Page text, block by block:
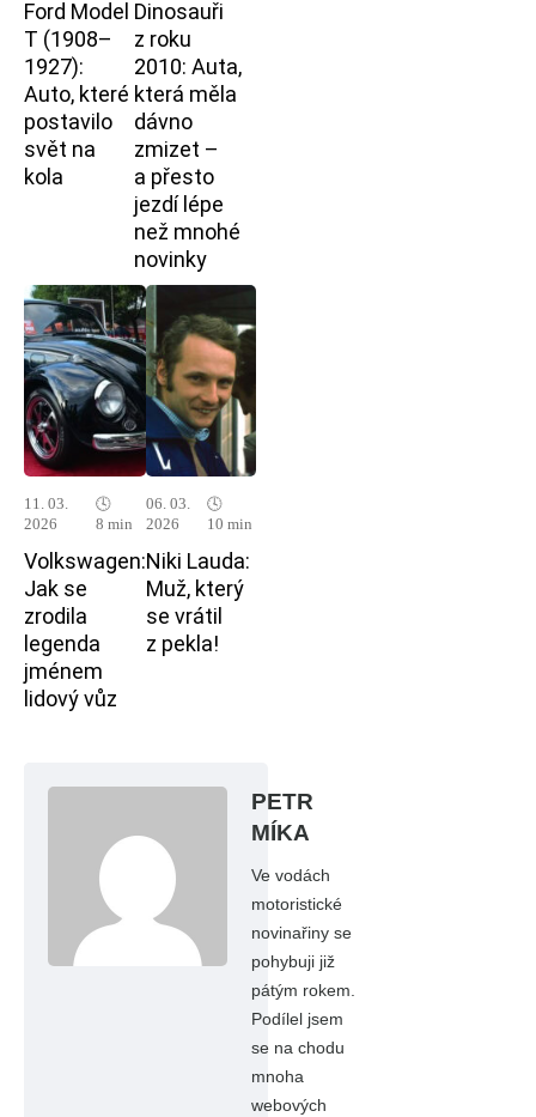
Ford Model
T (1908–
1927):
Auto, které
postavilo
svět na
kola
Dinosauři
z roku
2010: Auta,
která měla
dávno
zmizet –
a přesto
jezdí lépe
než mnohé
novinky
11. 03.
2026
🕓
8 min
Volkswagen:
Jak se
zrodila
legenda
jménem
lidový vůz
06. 03.
2026
🕓
10 min
Niki Lauda:
Muž, který
se vrátil
z pekla!
PETR
MÍKA
Ve vodách
motoristické
novinařiny se
pohybuji již
pátým rokem.
Podílel jsem
se na chodu
mnoha
webových